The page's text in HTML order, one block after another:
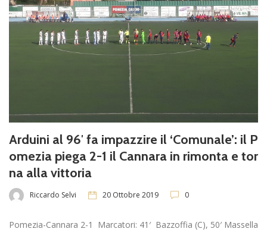
Arduini al 96′ fa impazzire il ‘Comunale’: il P
omezia piega 2-1 il Cannara in rimonta e tor
na alla vittoria
Riccardo Selvi 20 Ottobre 2019 0
Pomezia-Cannara 2-1 Marcatori: 41′ Bazzoffia (C), 50′ Massella